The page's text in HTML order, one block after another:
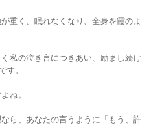
重く、眠れなくなり、全身を霞のよ
私の泣き言につきあい、励まし続け
す。
ね。
ら、あなたの言うように「もう、許